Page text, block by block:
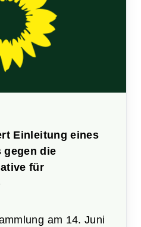
Einleitung eines
gegen die
für
am 14. Juni